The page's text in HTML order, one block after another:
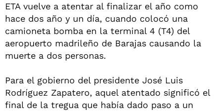
ETA vuelve a atentar al finalizar el año como
hace dos año y un día, cuando colocó una
camioneta bomba en la terminal 4 (T4) del
aeropuerto madrileño de Barajas causando la
muerte a dos personas.
Para el gobierno del presidente José Luis
Rodríguez Zapatero, aquel atentado significó el
final de la tregua que había dado paso a un